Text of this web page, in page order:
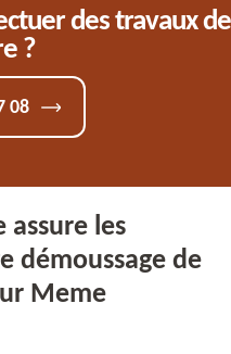
des travaux de
?
08
assure les
démoussage de
Meme